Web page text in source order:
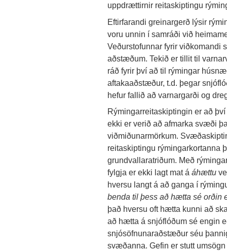
uppdrættirnir reitaskiptingu
Eftirfarandi greinargerð lýsir
voru unnin í samráði við
Veðurstofunnar fyrir viðkomandi
aðstæðum. Tekið er tillit til
ráð fyrir því að til rýmingar
aftakaaðstæður, t.d. þegar
hefur fallið að varnargarði og
Rýmingarreitaskiptingin er að
ekki er verið að afmarka svæði
viðmiðunarmörkum.
reitaskiptingu rýmingarkortanna
grundvallaratriðum. Með
fylgja er ekki lagt mat á áhættu
hversu langt á að ganga í
benda til þess að hætta sé orðin
það hversu oft hætta kunni að
að hætta á snjóflóðum sé engin
snjósöfnunaraðstæður séu
svæðanna. Gefin er stutt